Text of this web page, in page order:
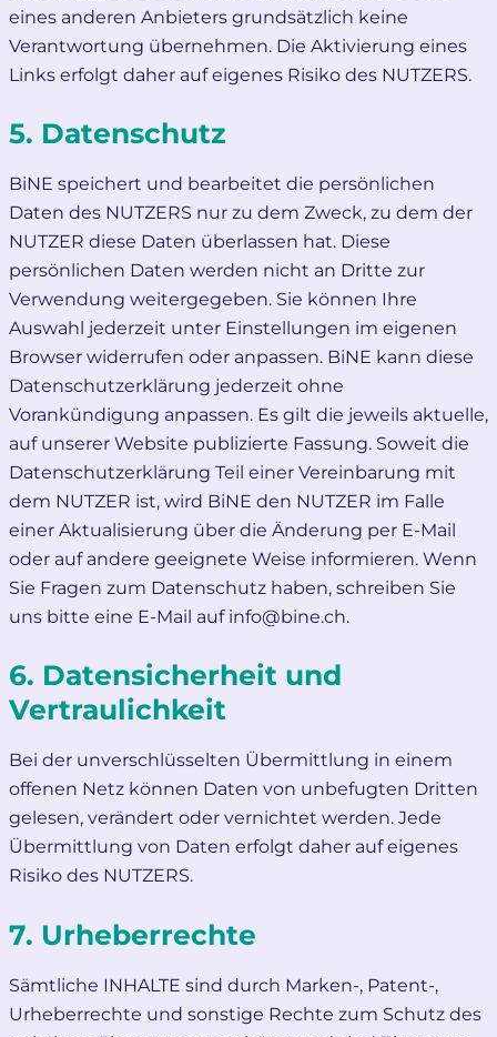
eines anderen Anbieters grundsätzlich keine
Verantwortung übernehmen. Die Aktivierung eines
Links erfolgt daher auf eigenes Risiko des NUTZERS.
5. Datenschutz
BiNE speichert und bearbeitet die persönlichen
Daten des NUTZERS nur zu dem Zweck, zu dem der
NUTZER diese Daten überlassen hat. Diese
persönlichen Daten werden nicht an Dritte zur
Verwendung weitergegeben. Sie können Ihre
Auswahl jederzeit unter Einstellungen im eigenen
Browser widerrufen oder anpassen. BiNE kann diese
Datenschutzerklärung jederzeit ohne
Vorankündigung anpassen. Es gilt die jeweils aktuelle,
auf unserer Website publizierte Fassung. Soweit die
Datenschutzerklärung Teil einer Vereinbarung mit
dem NUTZER ist, wird BiNE den NUTZER im Falle
einer Aktualisierung über die Änderung per E-Mail
oder auf andere geeignete Weise informieren. Wenn
Sie Fragen zum Datenschutz haben, schreiben Sie
uns bitte eine E-Mail auf info@bine.ch.
6. Datensicherheit und
Vertraulichkeit
Bei der unverschlüsselten Übermittlung in einem
offenen Netz können Daten von unbefugten Dritten
gelesen, verändert oder vernichtet werden. Jede
Übermittlung von Daten erfolgt daher auf eigenes
Risiko des NUTZERS.
7. Urheberrechte
Sämtliche INHALTE sind durch Marken-, Patent-,
Urheberrechte und sonstige Rechte zum Schutz des